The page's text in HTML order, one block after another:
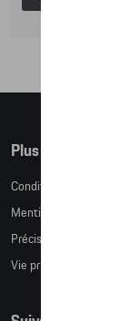
Plus d'informations
Conditions de vente
Mentions légales
Précision des tailles
Vie privée